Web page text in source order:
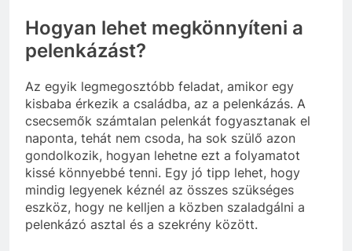
Hogyan lehet megkönnyíteni a
pelenkázást?
Az egyik legmegosztóbb feladat, amikor egy
kisbaba érkezik a családba, az a pelenkázás. A
csecsemők számtalan pelenkát fogyasztanak el
naponta, tehát nem csoda, ha sok szülő azon
gondolkozik, hogyan lehetne ezt a folyamatot
kissé könnyebbé tenni. Egy jó tipp lehet, hogy
mindig legyenek kéznél az összes szükséges
eszköz, hogy ne kelljen a közben szaladgálni a
pelenkázó asztal és a szekrény között.